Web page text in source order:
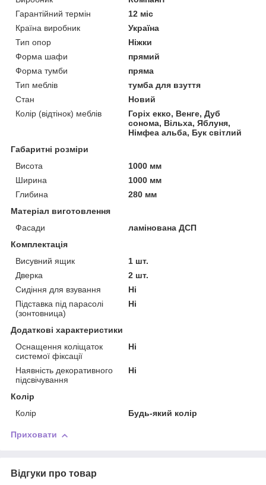
Гарантійний термін
12 міс
Країна виробник
Україна
Тип опор
Ніжки
Форма шафи
прямий
Форма тумби
пряма
Тип меблів
тумба для взуття
Стан
Новий
Колір (відтінок) меблів
Горіх екко, Венге, Дуб
сонома, Вільха, Яблуня,
Німфеа альба, Бук світлий
Габаритні розміри
Висота
1000 мм
Ширина
1000 мм
Глибина
280 мм
Матеріал виготовлення
Фасади
ламінована ДСП
Комплектація
Висувний ящик
1 шт.
Дверка
2 шт.
Сидіння для взування
Ні
Підставка під парасолі
(зонтовница)
Ні
Додаткові характеристики
Оснащення коліщаток
системої фіксації
Ні
Наявність декоративного
підсвічування
Ні
Колір
Колір
Будь-який колір
Приховати
Відгуки про товар